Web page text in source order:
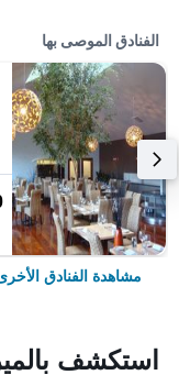
الفنادق الموصى بها
مشاهدة الفنادق
استكشف